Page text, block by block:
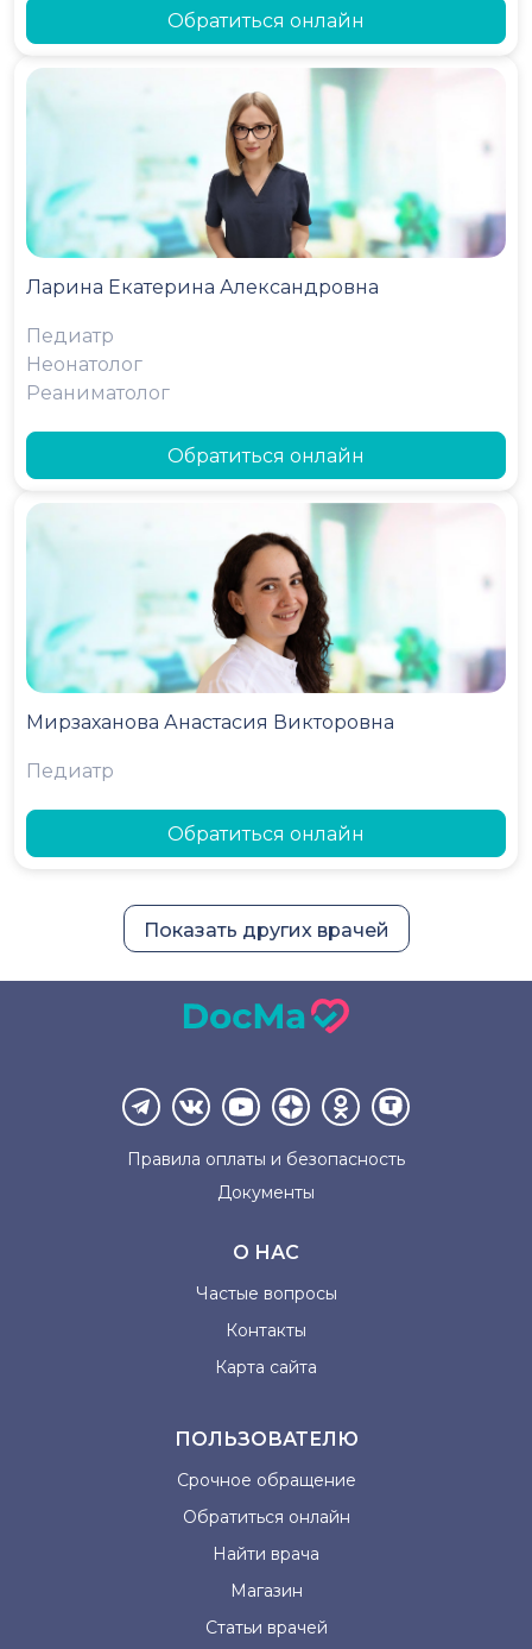
Обратиться онлайн
Ларина Екатерина Александровна
Педиатр
Неонатолог
Реаниматолог
Обратиться онлайн
Мирзаханова Анастасия Викторовна
Педиатр
Обратиться онлайн
Показать других врачей
Правила оплаты и безопасность
Документы
О НАС
Частые вопросы
Контакты
Карта сайта
ПОЛЬЗОВАТЕЛЮ
Срочное обращение
Обратиться онлайн
Найти врача
Магазин
Статьи врачей